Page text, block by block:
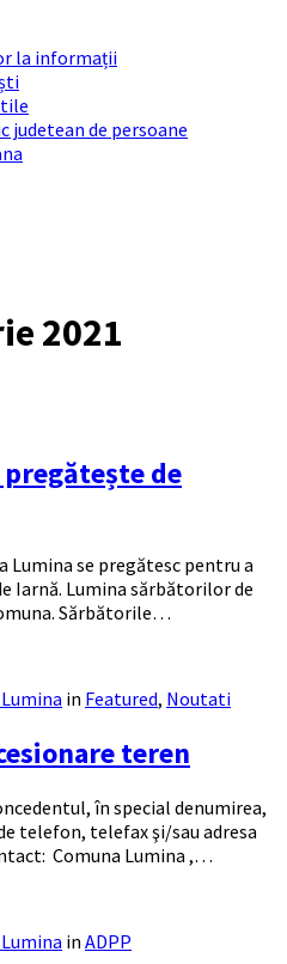
la informații
judetean de persoane
2021
pregătește de
se pregătesc pentru a
Iarnă. Lumina sărbătorilor de
Sărbătorile…
in Featured, Noutati
teren
în special denumirea,
telefon, telefax şi/sau adresa
Comuna Lumina ,…
in ADPP